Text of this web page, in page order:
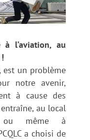
à l’aviation, au
est un problème
notre avenir,
à cause des
au local
ou même à
a choisi de